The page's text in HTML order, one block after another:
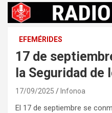
EFEMÉRIDES
17 de
la Seguridad
17/09/2025 Infonoa
El 17 de septiembre se